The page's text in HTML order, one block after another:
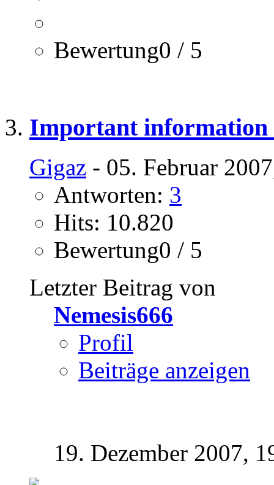
Bewertung0 / 5
Important information
Gigaz - 05. Februar
Antworten: 3
Hits: 10.820
Bewertung0 / 5
Letzter Beitrag von
Nemesis666
Profil
Beiträge anzeigen
19. Dezember 2007,